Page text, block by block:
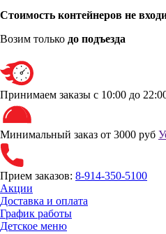
Стоимость контейнеров не
Возим только до подъезда
Принимаем заказы с 10:00 до
Минимальный заказ от 3000 руб
Прием заказов: 8-914-350-5100
Акции
Доставка и оплата
График работы
Детское меню